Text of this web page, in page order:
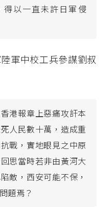
以一直未許日軍侵
軍中校工兵參謀劉叔
港報章上惡痛攻訐本
人民數十萬，造成重
戰，實地眼見之中原
思當時若非由黃河大
敵，西安可能不保，
題焉？